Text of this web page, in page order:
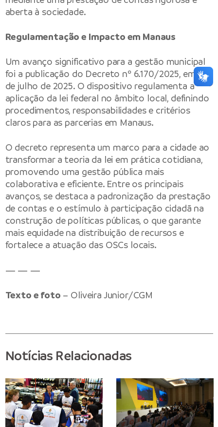
aberta à sociedade.
Regulamentação e Impacto em Manaus
Um avanço significativo para a gestão municipal
foi a publicação do Decreto nº 6.170/2025, em 4
de julho de 2025. O dispositivo regulamenta a
aplicação da lei federal no âmbito local, definindo
procedimentos, responsabilidades e critérios
claros para as parcerias em Manaus.
O decreto representa um marco para a cidade ao
transformar a teoria da lei em prática cotidiana,
promovendo uma gestão pública mais
colaborativa e eficiente. Entre os principais
avanços, se destaca a padronização da prestação
de contas e o estímulo à participação cidadã na
construção de políticas públicas, o que garante
mais equidade na distribuição de recursos e
fortalece a atuação das OSCs locais.
— — —
Texto e foto – Oliveira Junior/CGM
Notícias Relacionadas